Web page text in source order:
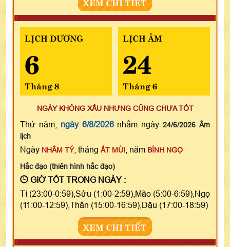
LỊCH DƯƠNG
6
Tháng 8
LỊCH ÂM
24
Tháng 6
NGÀY KHÔNG XẤU NHƯNG CŨNG CHƯA TỐT
Thứ năm, ngày 6/8/2026nhằm ngày24/6/2026 Âm
lịch
Ngày NHÂM TÝ, tháng ẤT MÙI , năm BÍNH NGỌ
Hắc đạo (thiên hình hắc đạo)
GIỜ TỐT TRONG NGÀY :
Tí (23:00-0:59),Sửu (1:00-2:59),Mão (5:00-6:59),Ngọ
(11:00-12:59),Thân (15:00-16:59),Dậu (17:00-18:59)
XEM CHI TIẾT